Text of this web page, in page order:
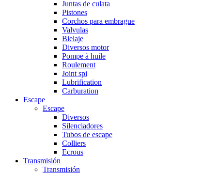
Juntas de culata
Pistones
Corchos para embrague
Valvulas
Bielaje
Diversos motor
Pompe à huile
Roulement
Joint spi
Lubrification
Carburation
Escape
Escape
Diversos
Silenciadores
Tubos de escape
Colliers
Ecrous
Transmisión
Transmisión